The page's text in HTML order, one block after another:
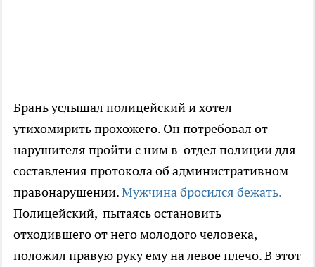
Брань услышал полицейский и хотел
утихомирить прохожего. Он потребовал от
нарушителя пройти с ним в отдел полиции для
составления протокола об административном
правонарушении.Мужчина бросился бежать.
Полицейский, пытаясь остановить
отходившего от него молодого человека,
положил правую руку ему на левое плечо. В этот